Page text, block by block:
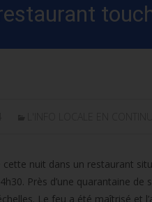
cette nuit dans un restaurant
Près d’une quarantaine
Le feu a été maîtrisé et